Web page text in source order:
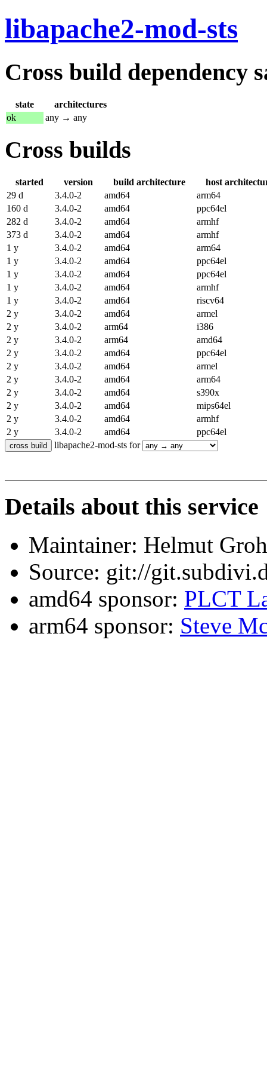
libapache2-mod-sts
Cross build dependency
state
architectures
ok
any → any
Cross builds
started version build architecture
host
29 d
3.4.0-2 amd64
arm64
160 d
3.4.0-2 amd64
ppc64el
282 d
3.4.0-2 amd64
armhf
373 d
3.4.0-2 amd64
armhf
1 y
3.4.0-2 amd64
arm64
1 y
3.4.0-2 amd64
ppc64el
1 y
3.4.0-2 amd64
ppc64el
1 y
3.4.0-2 amd64
armhf
1 y
3.4.0-2 amd64
riscv64
2 y
3.4.0-2 amd64
armel
2 y
3.4.0-2 arm64
i386
2 y
3.4.0-2 arm64
amd64
2 y
3.4.0-2 amd64
ppc64el
2 y
3.4.0-2 amd64
armel
2 y
3.4.0-2 amd64
arm64
2 y
3.4.0-2 amd64
s390x
2 y
3.4.0-2 amd64
mips64el
2 y
3.4.0-2 amd64
armhf
2 y
3.4.0-2 amd64
ppc64el
libapache2-mod-sts for
Details about this service
Maintainer: Helmut
Source: git://
amd64 sponsor: PLCT
arm64 sponsor: Steve